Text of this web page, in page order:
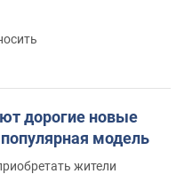
дорогие новые
модель
жители